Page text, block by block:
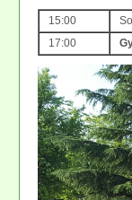
15:00
17:00